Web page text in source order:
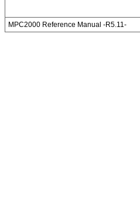
MPC2000 Reference Manual -R5.11-